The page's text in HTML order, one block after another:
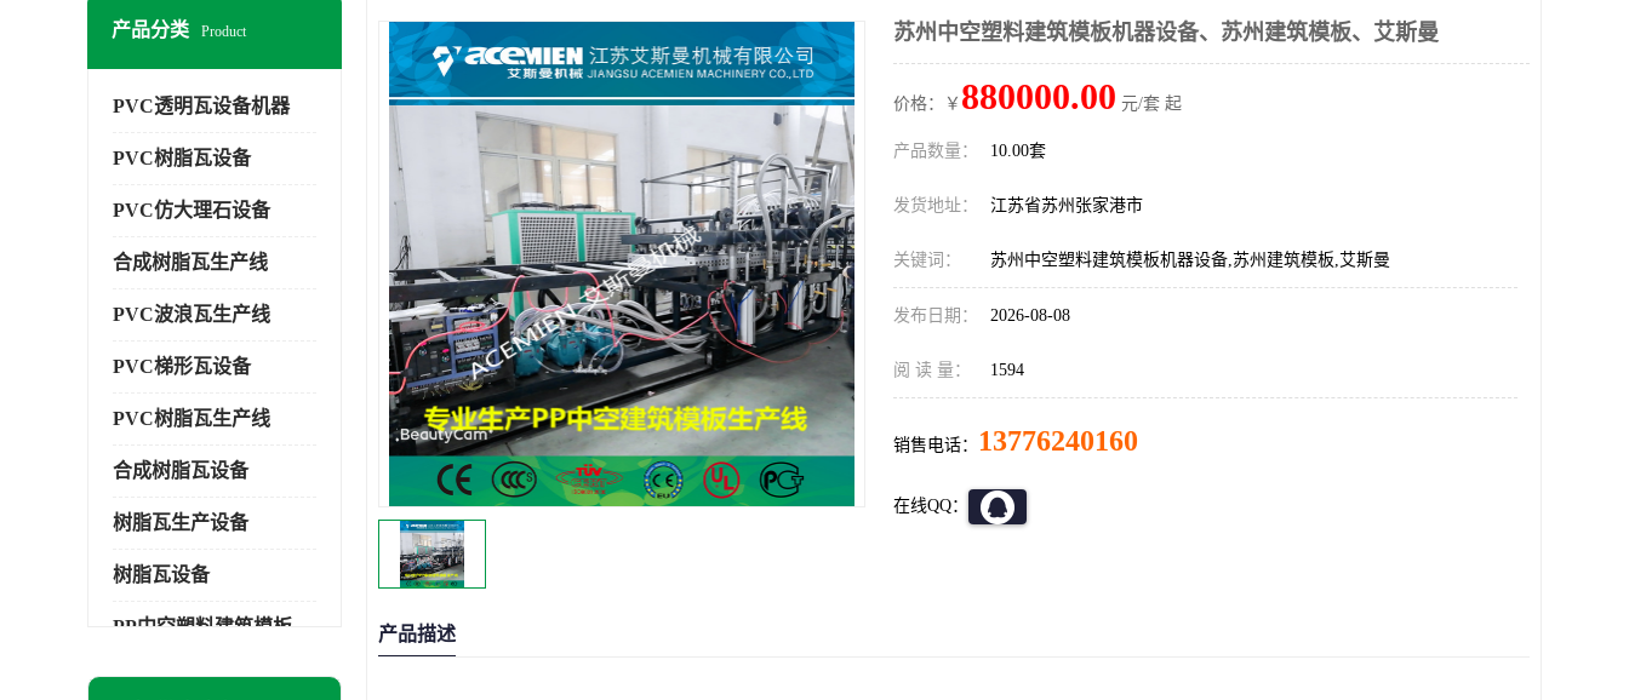
产品分类 Product
PVC透明瓦设备机器
PVC树脂瓦设备
PVC仿大理石设备
合成树脂瓦生产线
PVC波浪瓦生产线
PVC梯形瓦设备
PVC树脂瓦生产线
合成树脂瓦设备
树脂瓦生产设备
树脂瓦设备
塑料建筑模板
苏州中空塑料建筑模板机器设备、苏州建筑模板、艾斯曼
价格：￥ 880000.00 元/套 起
产品数量： 10.00套
发货地址： 江苏省苏州张家港市
关键词： 苏州中空塑料建筑模板机器设备,苏州建筑模板,艾斯曼
发布日期： 2026-08-08
阅 读 量： 1594
销售电话： 13776240160
在线QQ：
产品描述